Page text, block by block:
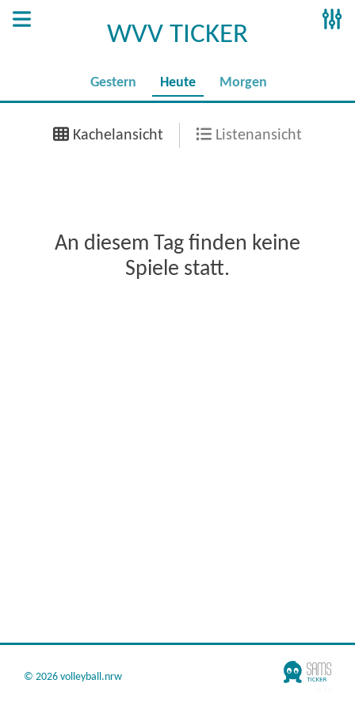
WVV TICKER
Gestern Heute Morgen
Kachelansicht Listenansicht
An diesem Tag finden keine
Spiele statt.
© 2026 volleyball.nrw